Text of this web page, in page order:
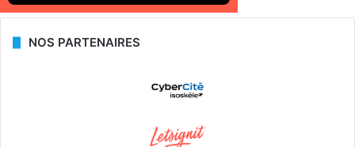
NOS PARTENAIRES